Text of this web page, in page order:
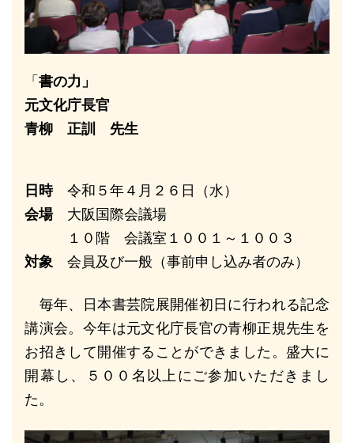
「書の力」
元文化庁長官
青柳 正訓 先生
日時令和５年４月２６日（水）
会場大阪国際会議場
１０階 会議室１００１～１００３
対象 会員及び一般（事前申し込み者のみ）
毎年、日本書芸院展開催初日に行われる記念
講演会。今年は元文化庁長官の青柳正規先生を
お招きして開催することができました。盛大に
開幕し、５００名以上にご参加いただきまし
た。